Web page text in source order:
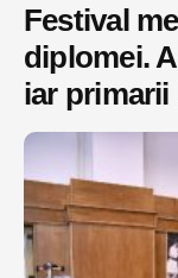
Festival
diplomei.
iar